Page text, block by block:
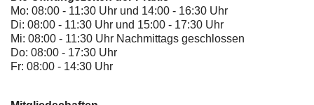
Mo: 08:00 - 11:30 Uhr und 14:00 - 16:30 Uhr
Di: 08:00 - 11:30 Uhr und 15:00 - 17:30 Uhr
Mi: 08:00 - 11:30 Uhr Nachmittags geschlossen
Do: 08:00 - 17:30 Uhr
Fr: 08:00 - 14:30 Uhr